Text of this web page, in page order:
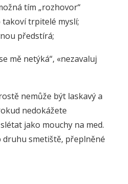
tím „rozhovor“
takoví trpitelé myslí;
předstírá;
mě netýká“, «nezavaluj
nemůže být laskavý a
nedokážete
jako mouchy na med.
druhu smetiště, přeplněné